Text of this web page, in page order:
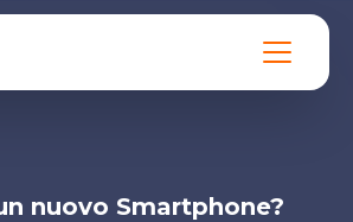
nuovo Smartphone?